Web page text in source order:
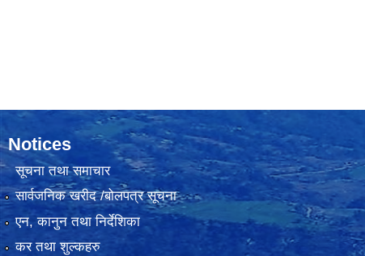
Notices
सूचना तथा समाचार
सार्वजनिक खरीद /बोलपत्र सूचना
एन, कानुन तथा निर्देशिका
कर तथा शुल्कहरु